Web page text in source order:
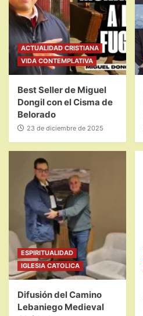
ACTUALIDAD CRISTIANA
VIDA CONTEMPLATIVA
Best Seller de Miguel
Dongil con el Cisma de
Belorado
23 de diciembre de 2025
ESPIRITUALIDAD
IGLESIA CATOLICA
Difusión del Camino
Lebaniego Medieval